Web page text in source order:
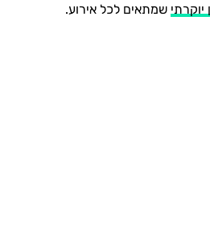
יוקרתי שמתאים לכל אירוע.